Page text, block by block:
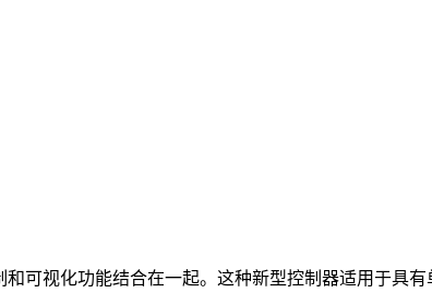
可视化功能结合在一起。这种新型控制器适用于具